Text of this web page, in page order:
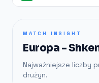
MATCH INSIGHT
Europa -
Najważniejsze liczby
drużyn.